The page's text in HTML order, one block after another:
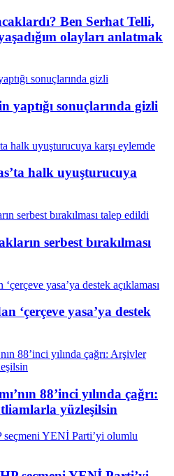
Ben Serhat Telli,
olayları anlatmak
yaptığı sonuçlarında gizli
halk uyuşturucuya
serbest bırakılması
‘çerçeve yasa’ya destek
88’inci yılında çağrı:
yüzleşilsin